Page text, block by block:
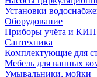
Установки
Оборудование
Приборы учёта и КИП
Сантехника
Комплектующие для
Мебель для ванных
Умывальники, мойки